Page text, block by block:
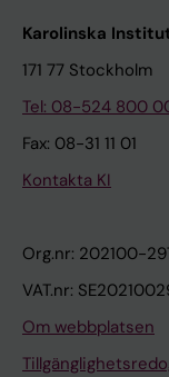
Karolinska
171 77 Stockholm
Tel: 08-524 800
Fax: 08-31 11 01
Kontakta KI
Org.nr: 202100-
VAT.nr:
Om webbplatsen